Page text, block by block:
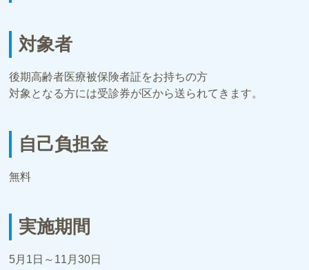
対象者
後期高齢者医療被保険者証をお持ちの方
対象となる方には受診券が区から送られてきます。
自己負担金
無料
実施期間
5月1日～11月30日